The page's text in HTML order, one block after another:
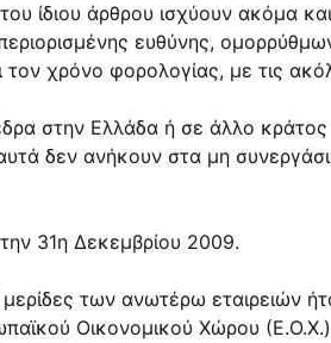
ίδιου άρθρου ισχύουν ακόμα
ευθύνης,
χρόνο φορολογίας, με τις
στην Ελλάδα ή σε άλλο
δεν ανήκουν στα μη
31η Δεκεμβρίου 2009.
των ανωτέρω εταιρειών
Οικονομικού Χώρου